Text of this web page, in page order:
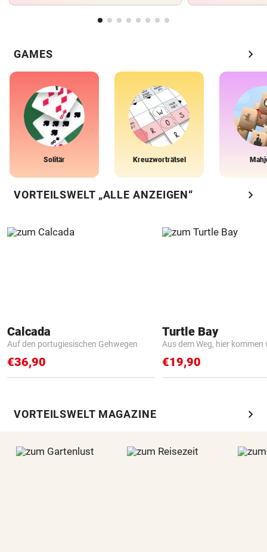
GAMES chevron_right
Solitär Kreuzworträtsel
VORTEILSWELT „ALLE ANZEIGEN“ chevron_right
Calcada
Auf den portugiesischen Gehwegen
€36,90
Turtle Bay
Aus dem Weg, hier kommen
€19,90
VORTEILSWELT MAGAZINE chevron_right